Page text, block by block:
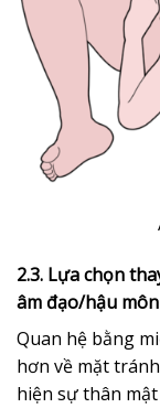
2.3. Lựa chọn
âm đạo/hậu môn
Quan hệ bằng
hơn về mặt
hiện sự thân